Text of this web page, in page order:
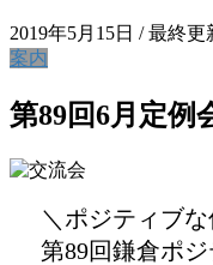
2019年5月15日 / 最終更
案内
第89回6月定例
＼ポジティブ
第89回鎌倉ポ